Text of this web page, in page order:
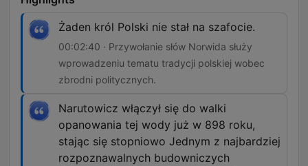
Żaden król Polski nie stał na szafocie.
00:02:40 · Przywołanie słów Norwida służy
wprowadzeniu tematu tradycji polskiej wobec
zbrodni politycznych.
Narutowicz włączył się do walki
opanowania tej wody już w 898 roku,
stając się stopniowo Jednym z najbardziej
rozpoznawalnych budowniczych